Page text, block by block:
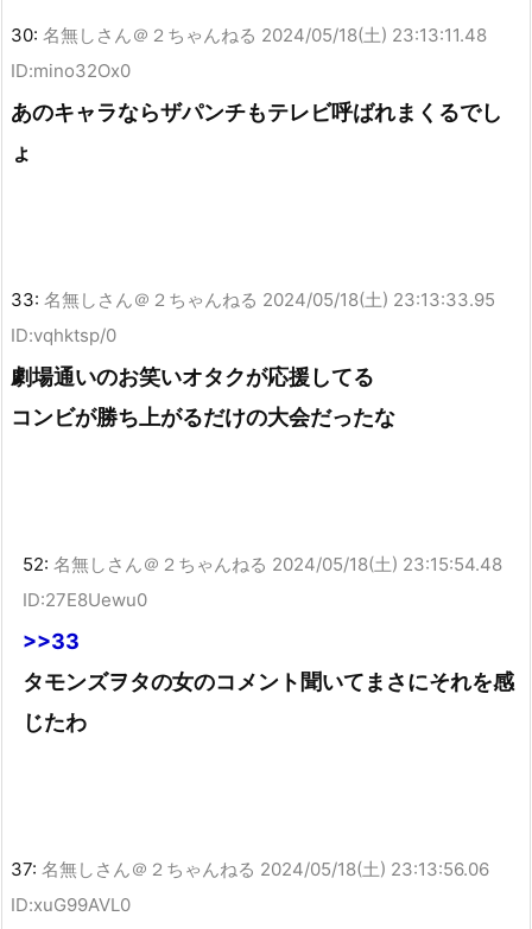
30: 名無しさん＠２ちゃんねる 2024/05/18(土) 23:13:11.48
ID:mino32Ox0
あのキャラならザパンチもテレビ呼ばれまくるでし
ょ
33: 名無しさん＠２ちゃんねる 2024/05/18(土) 23:13:33.95
ID:vqhktsp/0
劇場通いのお笑いオタクが応援してる
コンビが勝ち上がるだけの大会だったな
52: 名無しさん＠２ちゃんねる 2024/05/18(土) 23:15:54.48
ID:27E8Uewu0
>>33
タモンズヲタの女のコメント聞いてまさにそれを感
じたわ
37: 名無しさん＠２ちゃんねる 2024/05/18(土) 23:13:56.06
ID:xuG99AVL0